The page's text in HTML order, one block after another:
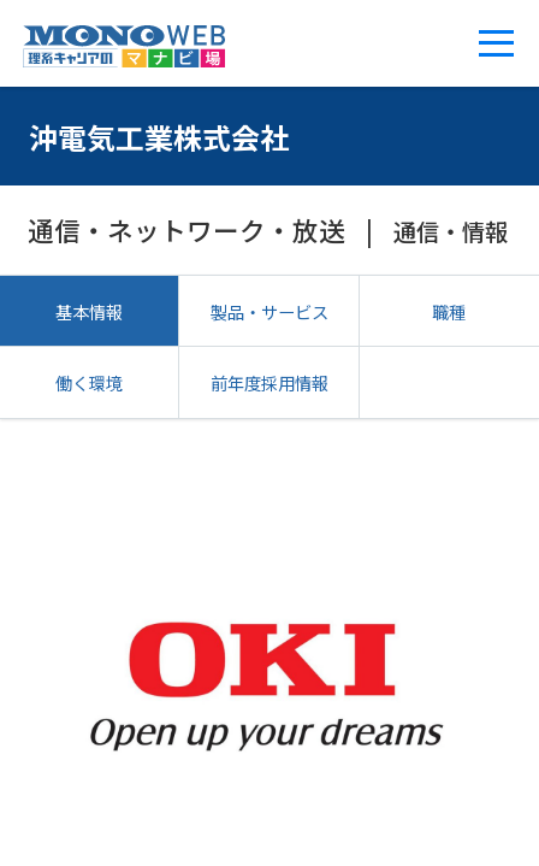
沖電気工業株式会社
通信・ネットワーク・放送 通信・情報
基本情報 製品・サービス 職種
働く環境 前年度採用情報